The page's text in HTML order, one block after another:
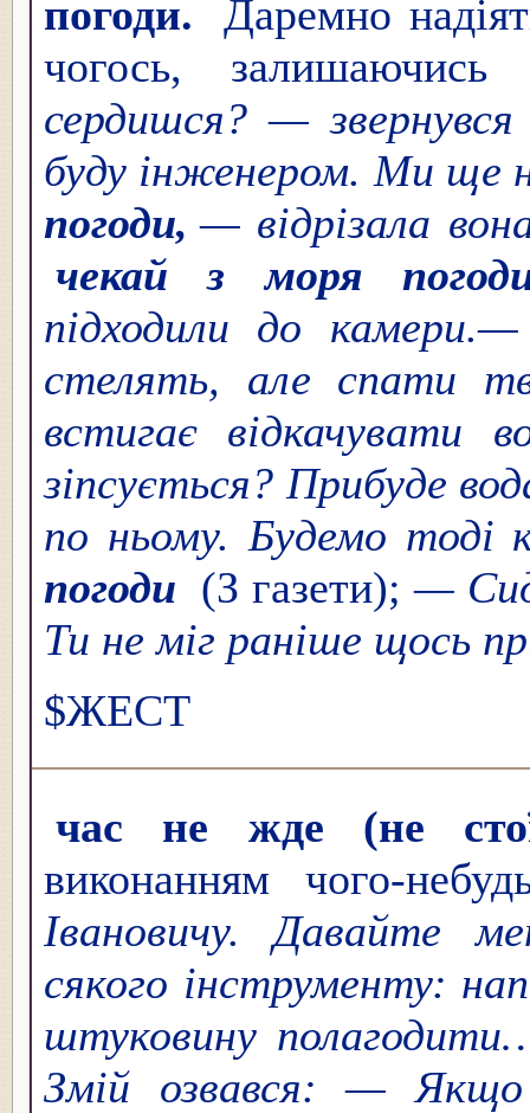
пого́ди.
Даремно
чогось,
сердишся? —
буду інженером. Ми
погоди, — відрізала
чекай з моря
підходили до
стелять, але спати
встигає відкачувати
зіпсується? Прибуде
по ньому. Будемо тоді
погоди (З газети);—
Ти не міг раніше щось
$ЖЕСТ
час не жде (не
виконанням чого-
Івановичу. Давайте
сякого інструменту:
штуковину
Змій озвався: — Якщо